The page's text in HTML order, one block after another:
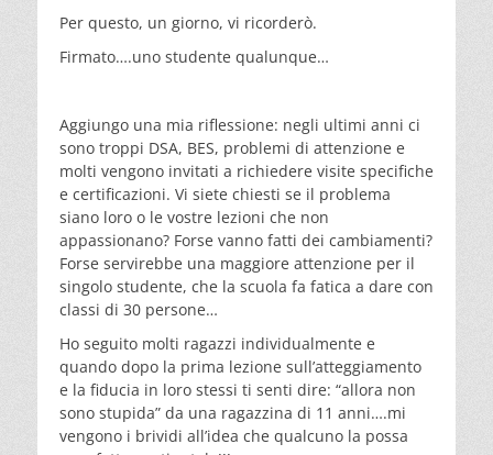
Per questo, un giorno, vi ricorderò.
Firmato….uno studente qualunque…
Aggiungo una mia riflessione: negli ultimi anni ci
sono troppi DSA, BES, problemi di attenzione e
molti vengono invitati a richiedere visite specifiche
e certificazioni. Vi siete chiesti se il problema
siano loro o le vostre lezioni che non
appassionano? Forse vanno fatti dei cambiamenti?
Forse servirebbe una maggiore attenzione per il
singolo studente, che la scuola fa fatica a dare con
classi di 30 persone…
Ho seguito molti ragazzi individualmente e
quando dopo la prima lezione sull’atteggiamento
e la fiducia in loro stessi ti senti dire: “allora non
sono stupida” da una ragazzina di 11 anni….mi
vengono i brividi all’idea che qualcuno la possa